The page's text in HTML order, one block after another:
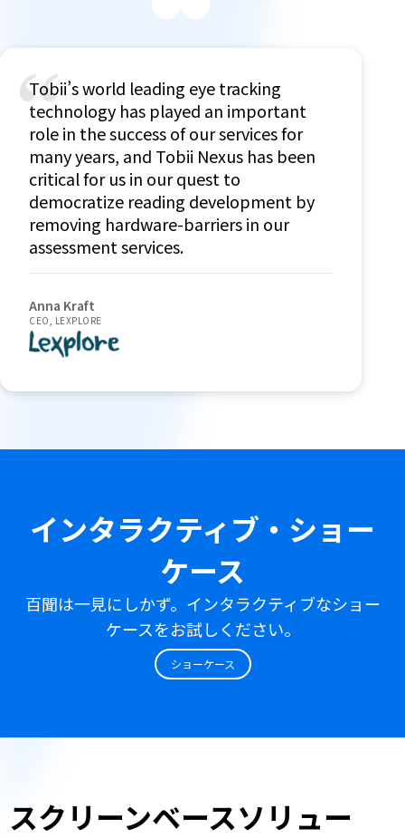
“
Tobii’s world leading eye tracking
technology has played an important
role in the success of our services for
many years, and Tobii Nexus has been
critical for us in our quest to
democratize reading development by
removing hardware-barriers in our
assessment services.
Anna Kraft
CEO, LEXPLORE
インタラクティブ・ショー
ケース
百聞は一見にしかず。インタラクティブなショー
ケースをお試しください。
ショーケース
スクリーンベースソリュー